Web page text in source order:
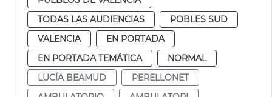
TODAS LAS AUDIENCIAS
POBLES SUD
VALENCIA
EN PORTADA
EN PORTADA TEMÁTICA
NORMAL
LUCÍA BEAMUD
PERELLONET